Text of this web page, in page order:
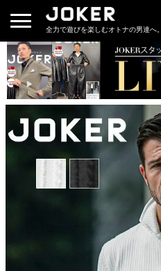
全力で遊びを楽しむオトナの男達へ。